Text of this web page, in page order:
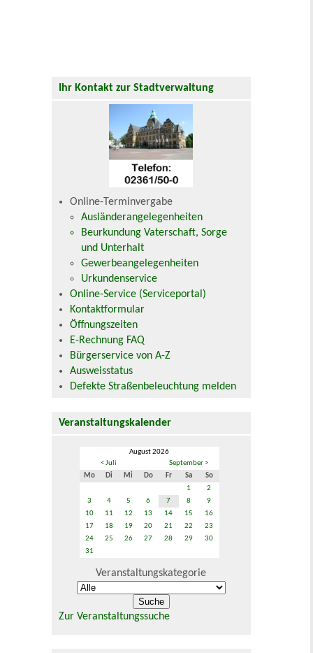
Ihr Kontakt zur Stadtverwaltung
Online-Terminvergabe
Ausländerangelegenheiten
Beurkundung Vaterschaft, Sorge
und Unterhalt
Gewerbeangelegenheiten
Urkundenservice
Online-Service (Serviceportal)
Kontaktformular
Öffnungszeiten
E-Rechnung FAQ
Bürgerservice von A-Z
Ausweisstatus
Defekte Straßenbeleuchtung melden
Veranstaltungskalender
August 2026
< Juli
September >
Mo
Di Mi Do Fr Sa
So
1
2
3
4 5 6 7 8
9
10
11 12 13 14 15
16
17
18 19 20 21 22
23
24
25 26 27 28 29
30
31
Veranstaltungskategorie
Zur Veranstaltungssuche